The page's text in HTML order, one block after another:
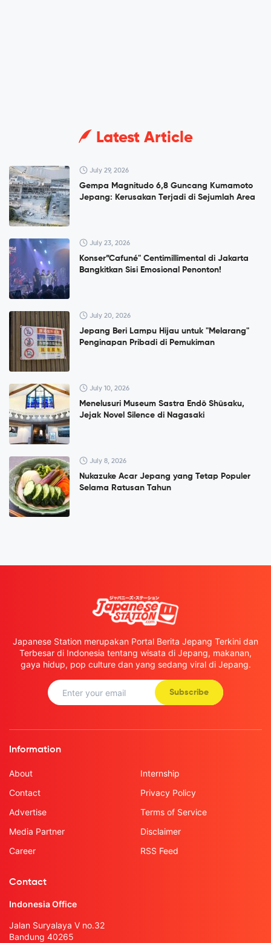
Latest Article
July 29, 2026
Gempa Magnitudo 6,8 Guncang Kumamoto
Jepang: Kerusakan Terjadi di Sejumlah Area
July 23, 2026
Konser”Cafuné" Centimillimental di Jakarta
Bangkitkan Sisi Emosional Penonton!
July 20, 2026
Jepang Beri Lampu Hijau untuk "Melarang"
Penginapan Pribadi di Pemukiman
July 10, 2026
Menelusuri Museum Sastra Endō Shūsaku,
Jejak Novel Silence di Nagasaki
July 8, 2026
Nukazuke Acar Jepang yang Tetap Populer
Selama Ratusan Tahun
Japanese Station merupakan Portal Berita Jepang Terkini dan
Terbesar di Indonesia tentang wisata di Jepang, makanan,
gaya hidup, pop culture dan yang sedang viral di Jepang.
Subscribe
Information
About
Contact
Advertise
Media Partner
Career
Internship
Privacy Policy
Terms of Service
Disclaimer
RSS Feed
Contact
Indonesia Office
Jalan Suryalaya V no.32
Bandung 40265